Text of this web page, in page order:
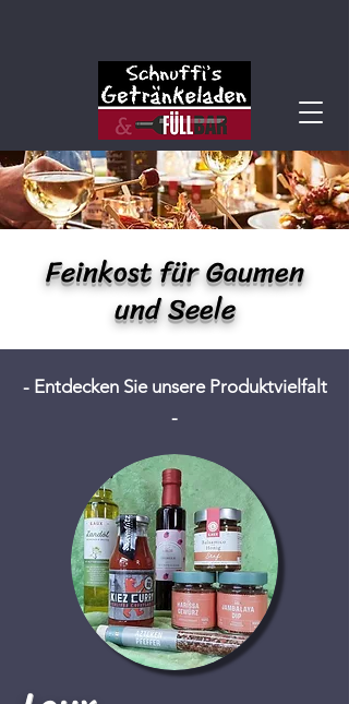
Feinkost für Gaumen
und Seele
- Entdecken Sie unsere Produktvielfalt
-